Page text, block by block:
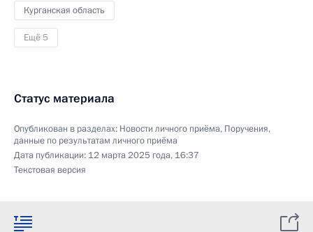
Курганская область
Ещё 5
Статус материала
Опубликован в разделах: Новости личного приёма, Поручения,
данные по результатам личного приёма
Дата публикации: 12 марта 2025 года, 16:37
Текстовая версия